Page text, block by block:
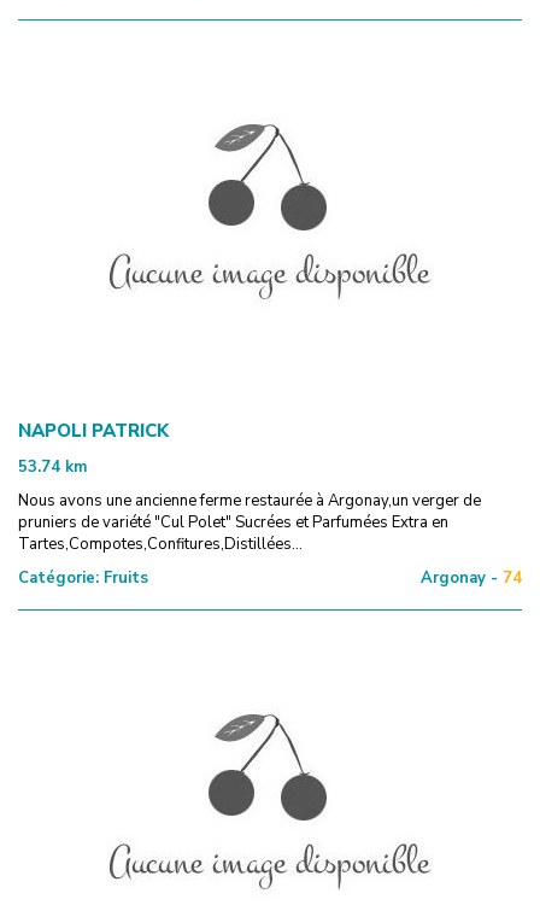
NAPOLI PATRICK
53.74 km
Nous avons une ancienne ferme restaurée à Argonay,un verger de
pruniers de variété "Cul Polet" Sucrées et Parfumées Extra en
Tartes,Compotes,Confitures,Distillées...
Catégorie: Fruits Argonay - 74